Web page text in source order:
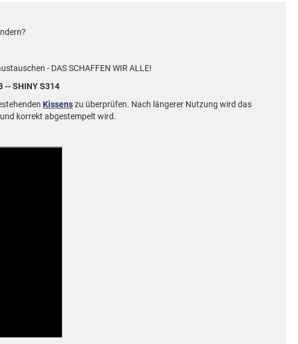
- DAS SCHAFFEN WIR ALLE!
-- SHINY S314
Kissenszu überprüfen. Nach längerer Nutzung wird das
korrekt abgestempelt wird.